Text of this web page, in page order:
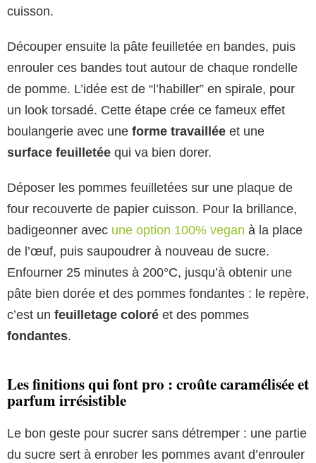
cuisson.
Découper ensuite la pâte feuilletée en bandes, puis
enrouler ces bandes tout autour de chaque rondelle
de pomme. L’idée est de “l’habiller” en spirale, pour
un look torsadé. Cette étape crée ce fameux effet
boulangerie avec une forme travaillée et une
surface feuilletée qui va bien dorer.
Déposer les pommes feuilletées sur une plaque de
four recouverte de papier cuisson. Pour la brillance,
badigeonner avec une option 100% vegan à la place
de l’œuf, puis saupoudrer à nouveau de sucre.
Enfourner 25 minutes à 200°C, jusqu’à obtenir une
pâte bien dorée et des pommes fondantes : le repère,
c’est un feuilletage coloré et des pommes
fondantes.
Les finitions qui font pro : croûte caramélisée et
parfum irrésistible
Le bon geste pour sucrer sans détremper : une partie
du sucre sert à enrober les pommes avant d’enrouler